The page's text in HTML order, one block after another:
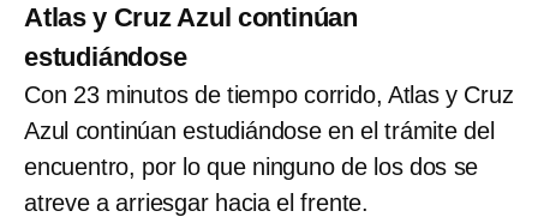
Atlas y Cruz Azul continúan
estudiándose
Con 23 minutos de tiempo corrido, Atlas y Cruz
Azul continúan estudiándose en el trámite del
encuentro, por lo que ninguno de los dos se
atreve a arriesgar hacia el frente.